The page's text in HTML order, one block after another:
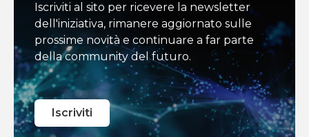
Iscriviti al sito per ricevere la newsletter
dell'iniziativa, rimanere aggiornato sulle
prossime novità e continuare a far parte
della community del futuro.
Iscriviti